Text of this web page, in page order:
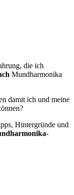
die ich
Mund­harmonika
damit ich und meine
Hintergründe und